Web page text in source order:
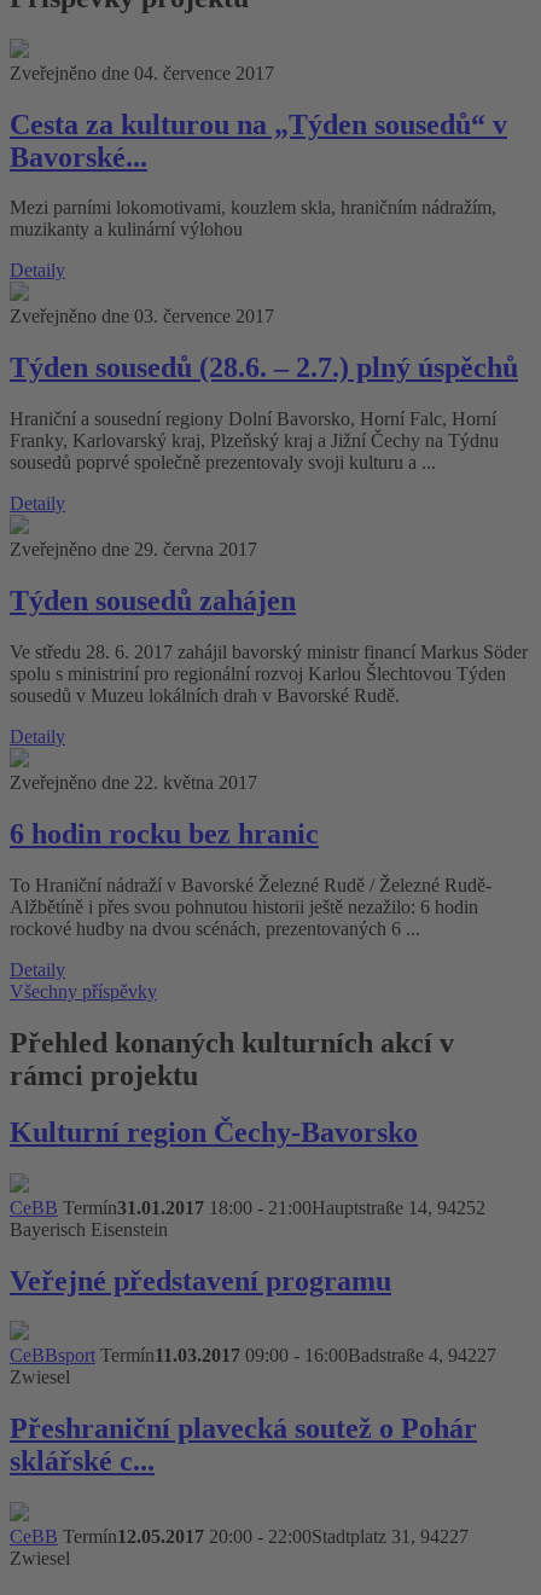
Zveřejněno dne 04. července 2017
Cesta za kulturou na „Týden sousedů“ v
Bavorské...
Mezi parními lokomotivami, kouzlem skla, hraničním nádražím,
muzikanty a kulinární výlohou
Detaily
Zveřejněno dne 03. července 2017
Týden sousedů (28.6. – 2.7.) plný úspěchů
Hraniční a sousední regiony Dolní Bavorsko, Horní Falc, Horní
Franky, Karlovarský kraj, Plzeňský kraj a Jižní Čechy na Týdnu
sousedů poprvé společně prezentovaly svoji kulturu a ...
Detaily
Zveřejněno dne 29. června 2017
Týden sousedů zahájen
Ve středu 28. 6. 2017 zahájil bavorský ministr financí Markus Söder
spolu s ministriní pro regionální rozvoj Karlou Šlechtovou Týden
sousedů v Muzeu lokálních drah v Bavorské Rudě.
Detaily
Zveřejněno dne 22. května 2017
6 hodin rocku bez hranic
To Hraniční nádraží v Bavorské Železné Rudě / Železné Rudě-
Alžbětíně i přes svou pohnutou historii ještě nezažilo: 6 hodin
rockové hudby na dvou scénách, prezentovaných 6 ...
Detaily
Všechny příspěvky
Přehled konaných kulturních akcí v
rámci projektu
Kulturní region Čechy-Bavorsko
CeBB Termín31.01.2017 18:00 - 21:00Hauptstraße 14, 94252
Bayerisch Eisenstein
Veřejné představení programu
CeBBsport Termín11.03.2017 09:00 - 16:00Badstraße 4, 94227
Zwiesel
Přeshraniční plavecká soutež o Pohár
sklářské c...
CeBB Termín12.05.2017 20:00 - 22:00Stadtplatz 31, 94227
Zwiesel